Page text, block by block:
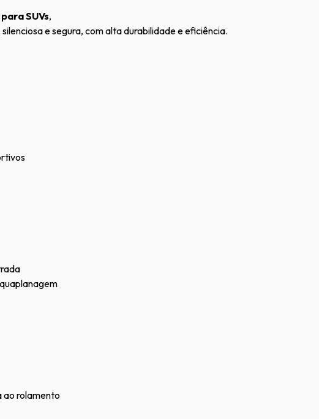
SUVs,
e segura, com alta durabilidade e eficiência.
ao rolamento